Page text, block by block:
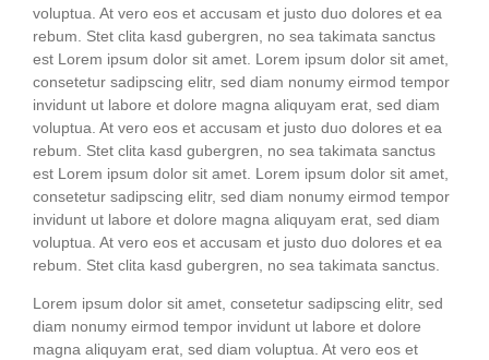
volup­tua. At vero eos et accu­sam et jus­to duo dolo­res et ea
rebum. Stet cli­ta kasd guber­gren, no sea taki­ma­ta sanc­tus
est Lorem ipsum dolor sit amet. Lorem ipsum dolor sit amet,
con­sete­tur sadipscing elitr, sed diam nonumy eirm­od tem­por
invidunt ut labo­re et dolo­re magna ali­quyam erat, sed diam
volup­tua. At vero eos et accu­sam et jus­to duo dolo­res et ea
rebum. Stet cli­ta kasd guber­gren, no sea taki­ma­ta sanc­tus
est Lorem ipsum dolor sit amet. Lorem ipsum dolor sit amet,
con­sete­tur sadipscing elitr, sed diam nonumy eirm­od tem­por
invidunt ut labo­re et dolo­re magna ali­quyam erat, sed diam
volup­tua. At vero eos et accu­sam et jus­to duo dolo­res et ea
rebum. Stet cli­ta kasd guber­gren, no sea taki­ma­ta sanctus.
Lorem ipsum dolor sit amet, con­sete­tur sadipscing elitr, sed
diam nonumy eirm­od tem­por invidunt ut labo­re et dolo­re
magna ali­quyam erat, sed diam volup­tua. At vero eos et